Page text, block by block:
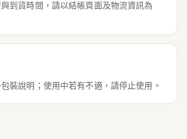
到貨時間，請以結帳頁面及物流資訊為
裝說明；使用中若有不適，請停止使用。